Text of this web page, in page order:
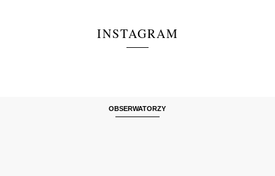
INSTAGRAM
OBSERWATORZY